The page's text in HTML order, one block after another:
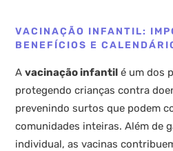
VACINAÇÃO INFANTIL:
BENEFÍCIOS E
Avacinação infantil é um dos
protegendo crianças contra
prevenindo surtos que podem
comunidades inteiras. Além de
individual, as vacinas